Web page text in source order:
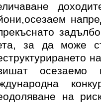
,осезаем
за да може
осезаемо
на